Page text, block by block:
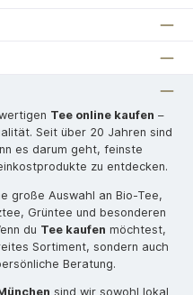
Tee online kaufen –
Seit über 20 Jahren sind
es darum geht, feinste
zu entdecken.
große Auswahl an Bio-Tee,
Grüntee und besonderen
du Tee kaufen möchtest,
Sortiment, sondern auch
Beratung.
sind wir sowohl lokal